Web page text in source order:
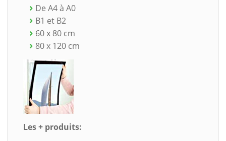
De A4 à A0
B1 et B2
60 x 80 cm
80 x 120 cm
Les + produits: